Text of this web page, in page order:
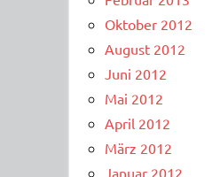
Oktober 2012
August 2012
Juni 2012
Mai 2012
April 2012
März 2012
Januar 2012